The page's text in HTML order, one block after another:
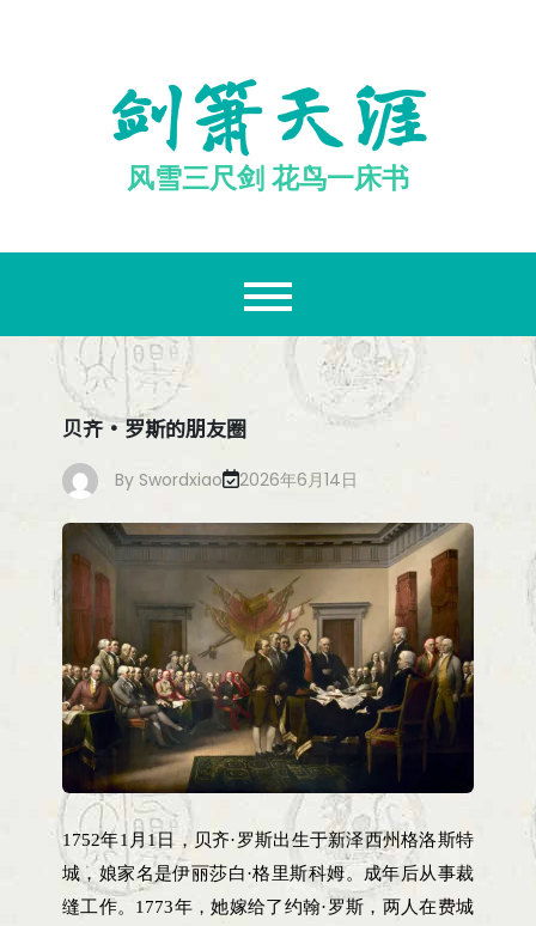
剑箫天涯
风雪三尺剑 花鸟一床书
贝齐·罗斯的朋友圈
By Swordxiao 2026年6月14日
1752年1月1日，贝齐·罗斯出生于新泽西州格洛斯特
城，娘家名是伊丽莎白·格里斯科姆。成年后从事裁
缝工作。1773年，她嫁给了约翰·罗斯，两人在费城